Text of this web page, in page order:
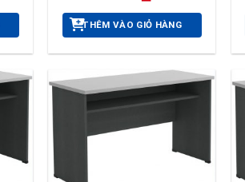
THÊM VÀO GIỎ HÀNG